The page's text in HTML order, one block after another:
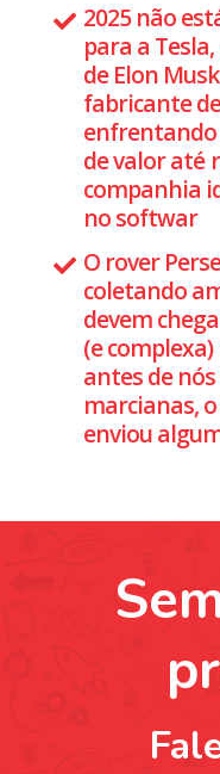
2025 não
para a
de Elon
fabricante
enfrentando
de valor até
companhia
no softwar
O rover
coletando
devem
(e
antes de
marcianas,
enviou